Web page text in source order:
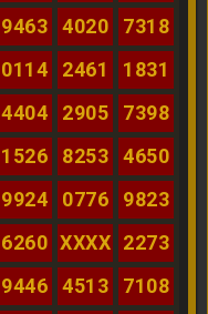
9463 4020
7318
0114 2461
1831
4404 2905
7398
1526 8253
4650
9924 0776
9823
6260 XXXX 2273
9446 4513
7108